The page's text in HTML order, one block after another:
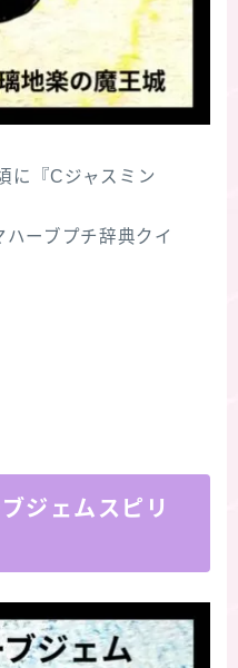
に『Cジャスミン
ハーブプチ辞典クイ
ジェムスピリ